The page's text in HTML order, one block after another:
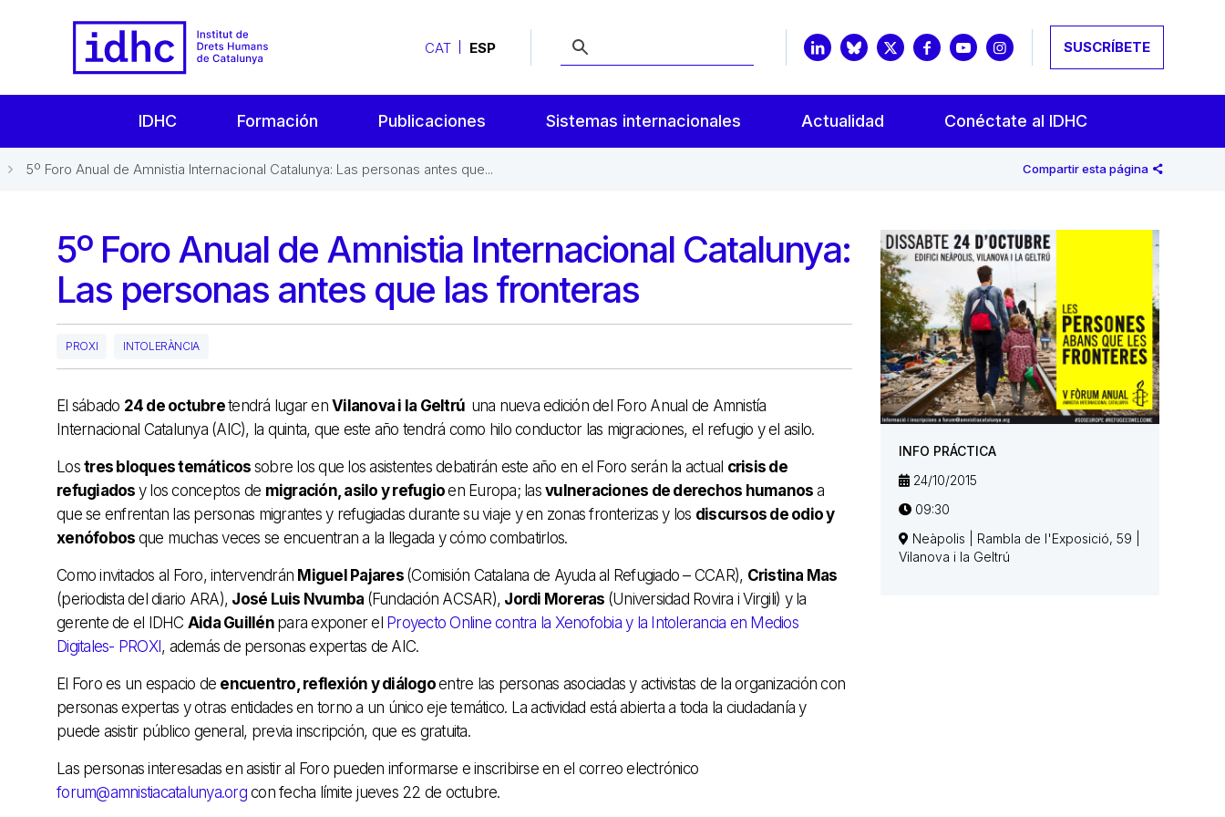
CAT ESP SUSCRÍBETE
IDHC Formación Publicaciones Sistemas internacionales Actualidad Conéctate al IDHC
5º Foro Anual de Amnistia Internacional Catalunya: Las personas antes que... Compartir esta página
5º Foro Anual de Amnistia Internacional Catalunya:
Las personas antes que las fronteras
PROXI INTOLERÀNCIA
El sábado 24 de octubretendrá lugar en Vilanova i la Geltrú una nueva edición del Foro Anual de Amnistía
Internacional Catalunya (AIC), la quinta, que este año tendrá como hilo conductor las migraciones, el refugio y el asilo.
Los tres bloques temáticos sobre los que los asistentes debatirán este año en el Foro serán la actual crisis de
refugiados y los conceptos de migración, asilo y refugioen Europa; las vulneraciones de derechos humanos a
que se enfrentan las personas migrantes y refugiadas durante su viaje y en zonas fronterizas y los discursos de odio y
xenófobos que muchas veces se encuentran a la llegada y cómo combatirlos.
Como invitados al Foro, intervendrán Miguel Pajares (Comisión Catalana de Ayuda al Refugiado – CCAR), Cristina Mas
(periodista del diario ARA), José Luis Nvumba (Fundación ACSAR), Jordi Moreras (Universidad Rovira i Virgili) y la
gerente de el IDHC Aida Guillén para exponer el Proyecto Online contra la Xenofobia y la Intolerancia en Medios
Digitales- PROXI, además de personas expertas de AIC.
El Foro es un espacio de encuentro, reflexión y diálogoentre las personas asociadas y activistas de la organización con
personas expertas y otras entidades en torno a un único eje temático. La actividad está abierta a toda la ciudadanía y
puede asistir público general, previa inscripción, que es gratuita.
Las personas interesadas en asistir al Foro pueden informarse e inscribirse en el correo electrónico
forum@amnistiacatalunya.org con fecha límite jueves 22 de octubre.
INFO PRÁCTICA
24/10/2015
09:30
Neàpolis | Rambla de l'Exposició, 59 |
Vilanova i la Geltrú